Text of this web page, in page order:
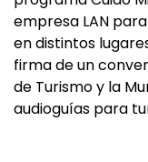
empresa LAN
en distintos
firma de un
de Turismo y la
audioguías para